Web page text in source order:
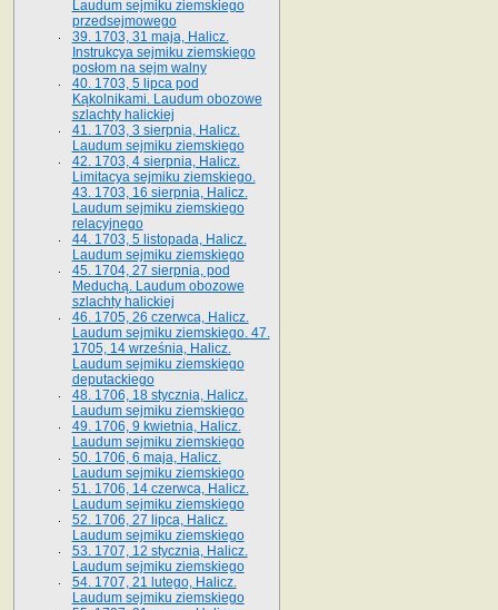
Laudum sejmiku ziemskiego
przedsejmowego
39. 1703, 31 maja, Halicz.
Instrukcya sejmiku ziemskiego
posłom na sejm walny
40. 1703, 5 lipca pod
Kąkolnikami. Laudum obozowe
szlachty halickiej
41­. 1703, 3 sierpnia, Halicz.
Laudum sejmiku ziemskiego
42. 1703, 4 sierpnia, Halicz.
Limitacya sejmiku ziemskiego.
43. 1703, 16 sierpnia, Halicz.
Laudum sejmiku ziemskiego
relacyjnego
44. 1703, 5 listopada, Halicz.
Laudum sejmiku ziemskiego
45. 1704, 27 sierpnia, pod
Meduchą. Laudum obozowe
szlachty halickiej
46. 1705, 26 czerwca, Halicz.
Laudum sejmiku ziemskiego. 47.
1705, 14 września, Halicz.
Laudum sejmiku ziemskiego
deputackiego
48. 1706, 18 stycznia, Halicz.
Laudum sejmiku ziemskiego
49. 1706, 9 kwietnia, Halicz.
Laudum sejmiku ziemskiego
50. 1706, 6 maja, Halicz.
Laudum sejmiku ziemskiego
51. 1706, 14 czerwca, Halicz.
Laudum sejmiku ziemskiego
52. 1706, 27 lipca, Halicz.
Laudum sejmiku ziemskiego
53. 1707, 12 stycznia, Halicz.
Laudum sejmiku ziemskiego
54. 1707, 21 lutego, Halicz.
Laudum sejmiku ziemskiego